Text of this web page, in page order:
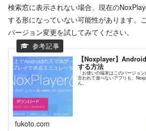
検索窓に表示されない場合、現在の
する形になっていない可能性があります。
バージョン変更を試してみてください。
【Noxplayer】
する方法
「お使いの端末はこのバージョ
言われて遊べないアプリも、
ん。
fukoto.com